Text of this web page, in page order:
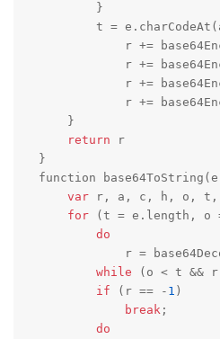
        }
t =
r +=
r +=
r +=
r +=
    }
return r
}
function
var r, a, c, h, o, t,
for (t = e.length, o
do
r =
while (o < t && r
if (r == - 1 )
break;
do